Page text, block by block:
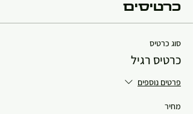
כרטיסים
סוג כרטיס
כרטיס רגיל
פרטים נוספים
מחיר